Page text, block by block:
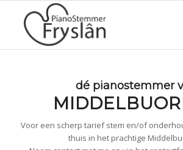
dé pianostemmer
Voor een scherp tarief stem en/of
thuis in het prachtige